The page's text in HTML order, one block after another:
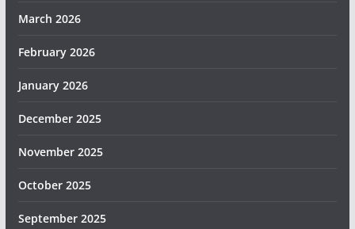
March 2026
February 2026
January 2026
December 2025
November 2025
October 2025
September 2025